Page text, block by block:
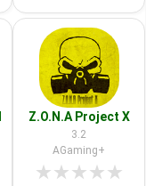
Z.O.N.A Project X
3.2
AGaming+
★★★★★